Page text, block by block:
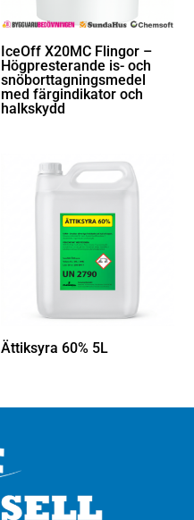
IceOff X20MC Flingor –
Högpresterande is- och
snöborttagningsmedel
med färgindikator och
halkskydd
Ättiksyra 60% 5L